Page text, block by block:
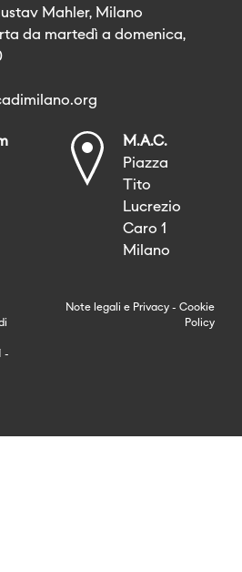
Mahler, Milano
da martedì a domenica,
M.A.C.
Piazza
Tito
Lucrezio
Caro 1
Milano
-
Note legali e Privacy - Cookie
Policy